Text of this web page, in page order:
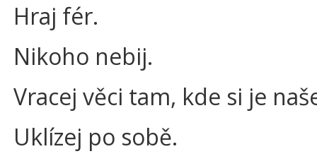
Hraj fér.
Nikoho nebij.
Vracej věci tam, kde si je
Uklízej po sobě.